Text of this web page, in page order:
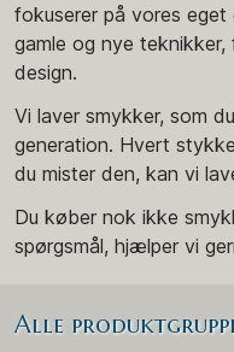
fokuserer på vores
gamle og nye
design.
Vi laver smykker, som
generation. Hvert
du mister den, kan vi
Du køber nok ikke
spørgsmål, hjælper vi
Alle